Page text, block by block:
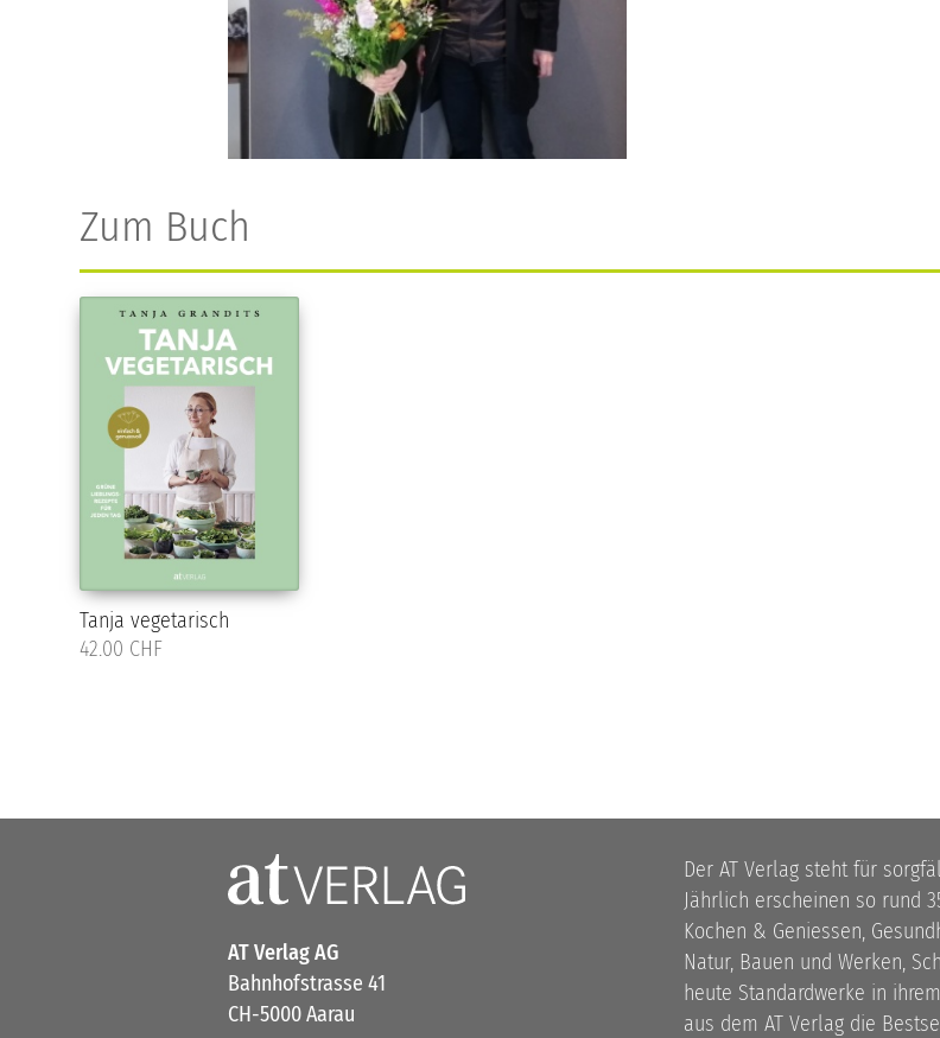
Zum Buch
Tanja vegetarisch
42.00 CHF
AT Verlag AG
Bahnhofstrasse 41
CH-5000 Aarau
Der AT Verlag steht für
Jährlich erscheinen so rund
Kochen & Geniessen,
Natur, Bauen und Werken,
heute Standardwerke in
aus dem AT Verlag die